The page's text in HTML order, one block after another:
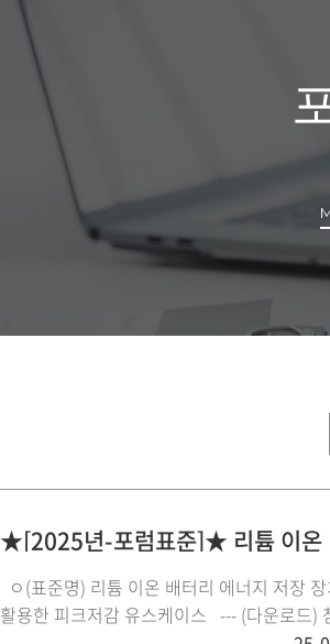
ㅇ(표준명) 리튬 이온 배터리 에너지 저장
활용한 피크저감 유스케이스 --- (다운로드) 첨부